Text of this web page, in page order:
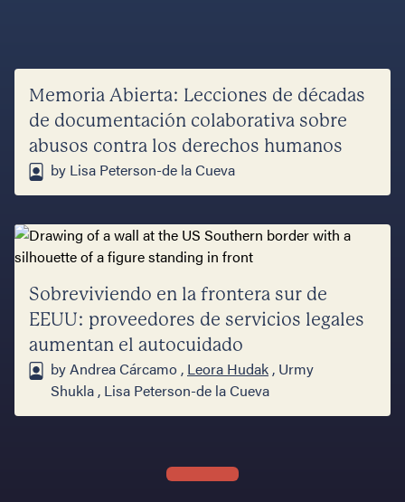
Memoria Abierta: Lecciones de décadas
de documentación colaborativa sobre
abusos contra los derechos humanos
by Lisa Peterson-de la Cueva
Sobreviviendo en la frontera sur de
EEUU: proveedores de servicios legales
aumentan el autocuidado
by Andrea Cárcamo , Leora Hudak , Urmy
Shukla , Lisa Peterson-de la Cueva